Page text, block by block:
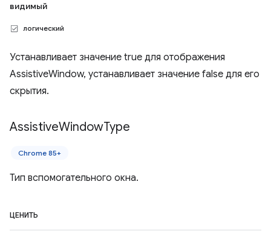
видимый
логический
Устанавливает значение true для отображения
AssistiveWindow, устанавливает значение false для его
скрытия.
AssistiveWindowType
Chrome 85+
Тип вспомогательного окна.
ЦЕНИТЬ